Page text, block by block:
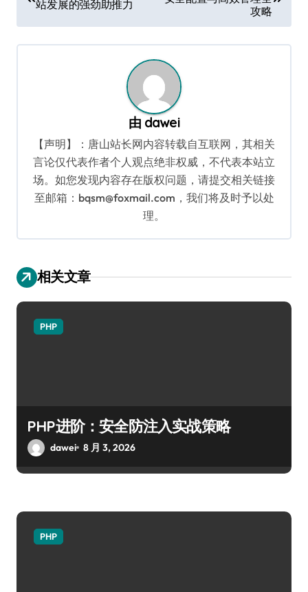
导
航
站发展的强劲助推力
攻略
由 dawei
【声明】：唐山站长网内容转载自互联网，其相关
言论仅代表作者个人观点绝非权威，不代表本站立
场。如您发现内容存在版权问题，请提交相关链接
至邮箱：bqsm@foxmail.com，我们将及时予以处
理。
相关文章
PHP
PHP进阶：安全防注入实战策略
dawei 8 月 3, 2026
PHP